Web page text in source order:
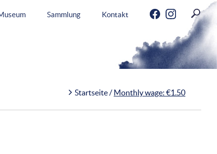
Sammlung Kontakt
Startseite/ Monthly wage: €1.50